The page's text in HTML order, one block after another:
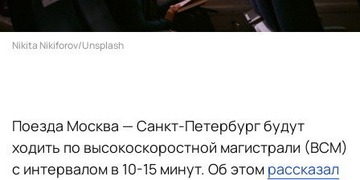
Nikita Nikiforov/Unsplash
Поезда Москва — Санкт-Петербург будут
ходить по высокоскоростной магистрали (ВСМ)
с интервалом в 10-15 минут. Об этом рассказал